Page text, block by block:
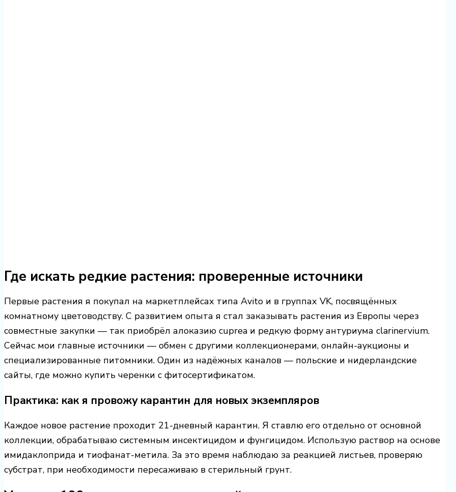
Где искать редкие растения: проверенные источники
Первые растения я покупал на маркетплейсах типа Avito и в группах VK, посвящённых
комнатному цветоводству. С развитием опыта я стал заказывать растения из Европы через
совместные закупки — так приобрёл алоказию cuprea и редкую форму антуриума clarinervium.
Сейчас мои главные источники — обмен с другими коллекционерами, онлайн-аукционы и
специализированные питомники. Один из надёжных каналов — польские и нидерландские
сайты, где можно купить черенки с фитосертификатом.
Практика: как я провожу карантин для новых экземпляров
Каждое новое растение проходит 21-дневный карантин. Я ставлю его отдельно от основной
коллекции, обрабатываю системным инсектицидом и фунгицидом. Использую раствор на основе
имидаклоприда и тиофанат-метила. За это время наблюдаю за реакцией листьев, проверяю
субстрат, при необходимости пересаживаю в стерильный грунт.